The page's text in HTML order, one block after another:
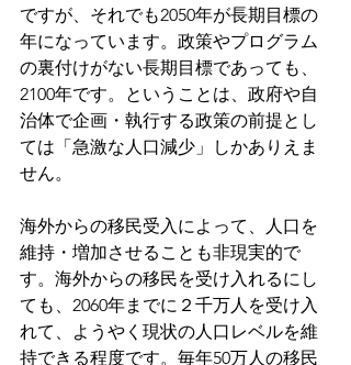
ですが、それでも2050年が長期目標の
年になっています。政策やプログラム
の裏付けがない長期目標であっても、
2100年です。ということは、政府や自
治体で企画・執行する政策の前提とし
ては「急激な人口減少」しかありえま
せん。
海外からの移民受入によって、人口を
維持・増加させることも非現実的で
す。海外からの移民を受け入れるにし
ても、2060年までに２千万人を受け入
れて、ようやく現状の人口レベルを維
持できる程度です。毎年50万人の移民